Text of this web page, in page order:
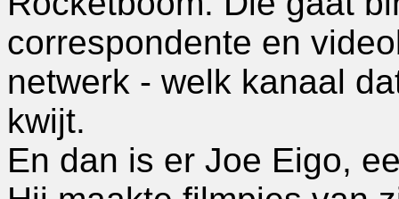
correspondente en
netwerk - welk kanaal
kwijt.
En dan is er Joe Eigo,